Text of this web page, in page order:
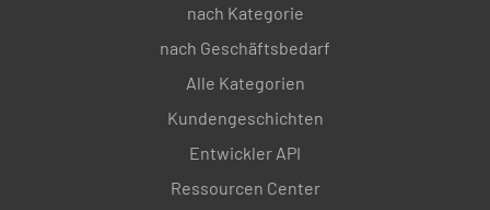
nach Kategorie
nach Geschäftsbedarf
Alle Kategorien
Kundengeschichten
Entwickler API
Ressourcen Center